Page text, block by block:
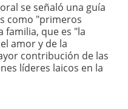
se señaló una guía
como "primeros
familia, que es "la
amor y de la
contribución de las
líderes laicos en la